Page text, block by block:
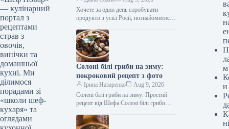
— кулінарний
портал з
рецептами
страв з
овочів,
випічки та
домашньої
кухні. Ми
ділимося
порадами зі
«школи шеф-
кухаря» та
оглядами
Хочете за один день спробувати
продукти з усієї Росії, познайомитися з
традиціями та привезти додому
незвичайні сувеніри? Така…
Солоні білі гриби на зиму:
покроковий рецепт з фото
Ірина Назаренко
Aug 9, 2026
Солені білі гриби на зиму: Простий
рецепт від Шефа Солені білі гриби
на зиму —…
м
и